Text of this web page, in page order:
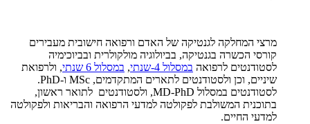
מרצי המחלקה לגנטיקה של האדם ורפואה חישובית מעבירים
קורסי הכשרה בגנטיקה, בביולוגיה מולקולרית ובביוכימיה
לסטודנטים לרפואה במסלול 4-שנתי , במסלול 6 שנתי
, ולרפואת
שיניים, וכן ולסטודנטים לתארים המתקדמים, MSc ו-PhD.
לסטודנטים במסלול MD-PhD, ולסטודנטים לתואר ראשון,
בתוכנית המשולבת לפקולטה למדעי הרפואה והבריאות ולפקולטה
למדעי החיים.